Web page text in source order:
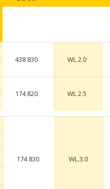
438 830
WL 2.0
174 820
WL 2.5
174 830 WL.3.0